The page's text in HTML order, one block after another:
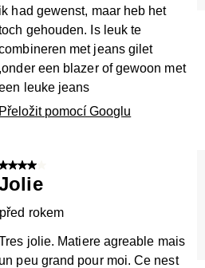
ik had gewenst, maar heb het
gehouden. Is leuk te
met jeans gilet
,onder een blazer of gewoon met
leuke jeans
Přeložit pomocí Googlu
z 5 hvězdiček.
před rokem
jolie. Matiere agreable mais
un peu grand pour moi. Ce nest